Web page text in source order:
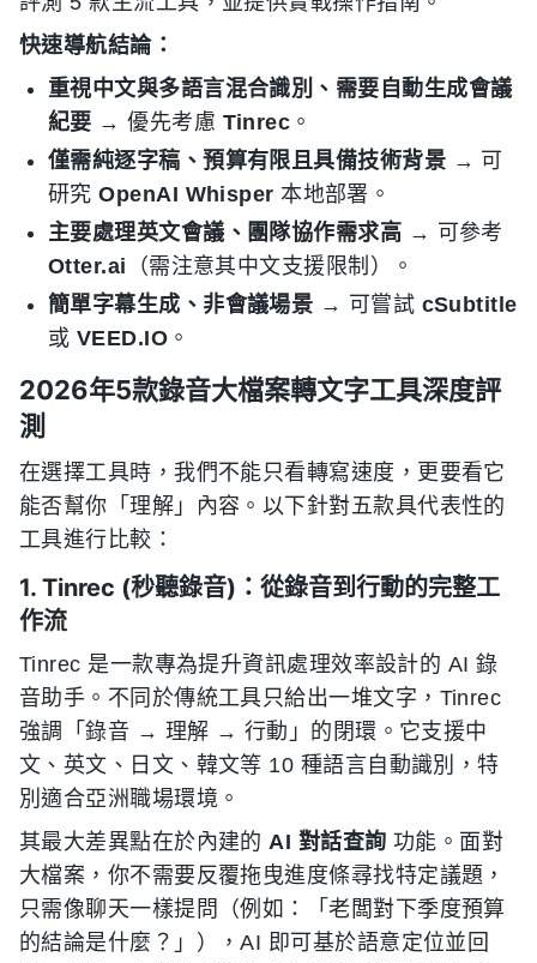
快速導航結論：
重視中文與多語言混合識別、需要自動生成會議
紀要 → 優先考慮 Tinrec 。
僅需純逐字稿、預算有限且具備技術背景 → 可
研究OpenAI Whisper 本地部署。
主要處理英文會議、團隊協作需求高 → 可參考
Otter.ai （需注意其中文支援限制）。
簡單字幕生成、非會議場景 → 可嘗試 cSubtitle
或 VEED.IO 。
2026年5款錄音大檔案轉文字工具深度評
測
在選擇工具時，我們不能只看轉寫速度，更要看它
能否幫你「理解」內容。以下針對五款具代表性的
工具進行比較：
1. Tinrec (秒聽錄音)：從錄音到行動的完整工
作流
Tinrec 是一款專為提升資訊處理效率設計的 AI 錄
音助手。不同於傳統工具只給出一堆文字，Tinrec
強調「錄音 → 理解 → 行動」的閉環。它支援中
文、英文、日文、韓文等 10 種語言自動識別，特
別適合亞洲職場環境。
其最大差異點在於內建的AI 對話查詢 功能。面對
大檔案，你不需要反覆拖曳進度條尋找特定議題，
只需像聊天一樣提問（例如：「老闆對下季度預算
的結論是什麼？」），AI 即可基於語意定位並回